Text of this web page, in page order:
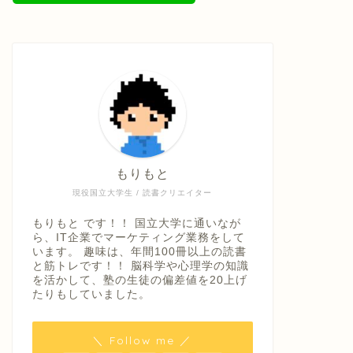
現役国立大学生 / 読書クリエイター
もりもと
もりもと です！！ 国立大学に通いなが
ら、IT企業でマーケティング業務をして
います。 趣味は、年間100冊以上の読書
と筋トレです！！ 脳科学や心理学の知識
を活かして、塾の生徒の偏差値を20上げ
たりもしていました。
＼ Follow me ／